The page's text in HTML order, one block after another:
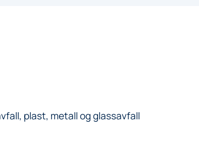
plast, metall og glassavfall